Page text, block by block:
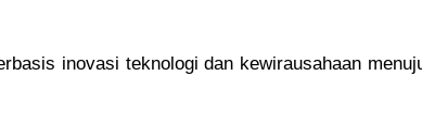
inovasi teknologi dan kewirausahaan